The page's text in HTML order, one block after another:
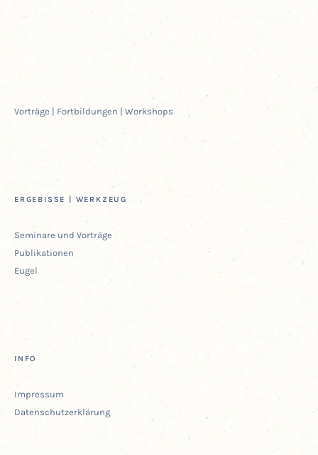
Vor­trä­ge | Fort­bil­dun­gen | Workshops
ERGE­BIS­SE | WERKZEUG
Semi­na­re und Vorträge
Publi­ka­tio­nen
Eugel
INFO
Impres­sum
Daten­schutz­er­klä­rung